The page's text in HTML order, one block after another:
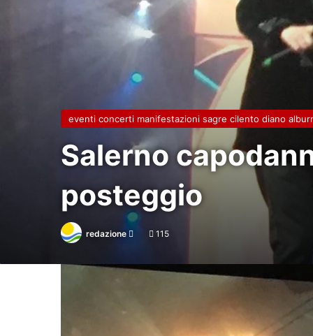
eventi concerti manifestazioni sagre cilento diano
Salerno
posteggio
redazione Invia 115